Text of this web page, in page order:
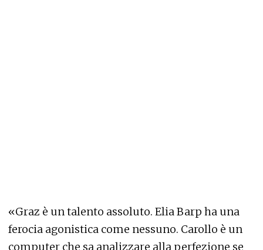
«Graz è un talento assoluto. Elia Barp ha una
ferocia agonistica come nessuno. Carollo è un
computer che sa analizzare alla perfezione se